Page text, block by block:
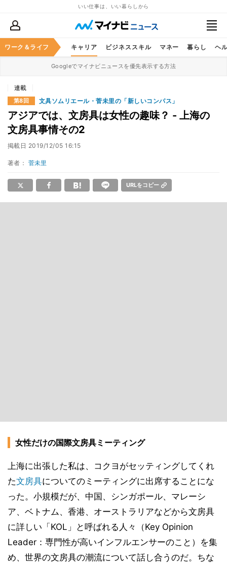
いい仕事は、いい暮らしから
ワーク＆ライフ キャリア ビジネススキル マネー 暮らし ヘ
Googleでマイナビニュースを優先表示する方法
連載
第8回 文具ソムリエール・菅未里の「新しいコンパス」
アジアでは、文房具は女性の趣味？ - 上海の
文房具事情その2
掲載日 2019/12/05 16:15
著者： 菅未里
URLをコピー
女性だけの国際文房具ミーティング
上海に出張した私は、コクヨがセッティングしてくれ
た文房具についてのミーティングに出席することにな
った。小規模だが、中国、シンガポール、マレーシ
ア、ベトナム、香港、オーストラリアなどから文房具
に詳しい「KOL」と呼ばれる人々（Key Opinion
Leader：専門性が高いインフルエンサーのこと）を集
め、世界の文房具の潮流について話し合うのだ。ちな